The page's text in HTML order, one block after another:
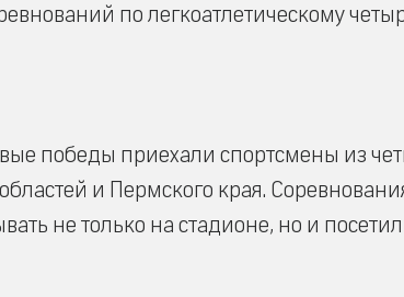
по легкоатлетическому
победы приехали спортсмены из
и Пермского края.
не только на стадионе, но и